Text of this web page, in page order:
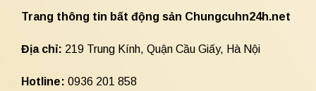
Trang thông tin bất động sản Chungcuhn24h.net
Địa chỉ: 219 Trung Kính, Quận Cầu Giấy, Hà Nội
Hotline: 0936 201 858